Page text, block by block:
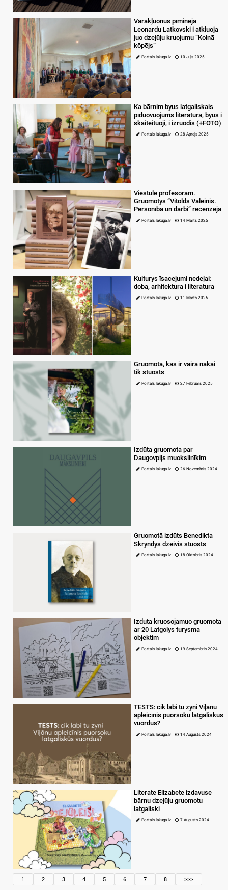
Varakļuonūs pīminēja
Leonardu Latkovski i atkluoja
juo dzejūļu kruojumu “Kolnā
kōpējs”
Portals lakuga.lv 10 Juļs 2025
Ka bārnim byus latgaliskais
pīduovuojums literaturā, byus i
skaiteituoji, i izruodis (+FOTO)
Portals lakuga.lv 28 Apreļs 2025
Viestule profesoram.
Gruomotys “Vitolds Valeinis.
Personība un darbi” recenzeja
Portals lakuga.lv 14 Marts 2025
Kulturys īsacejumi nedeļai:
doba, arhitektura i literatura
Portals lakuga.lv 11 Marts 2025
Gruomota, kas ir vaira nakai
tik stuosts
Portals lakuga.lv 27 Februars 2025
Izdūta gruomota par
Daugovpiļs muokslinīkim
Portals lakuga.lv 26 Novembris 2024
Gruomotā izdūts Benedikta
Skryndys dzeivis stuosts
Portals lakuga.lv 18 Oktobris 2024
Izdūta kruosojamuo gruomota
ar 20 Latgolys turysma
objektim
Portals lakuga.lv 19 Septembris 2024
TESTS: cik labi tu zyni Viļānu
apleicīnis puorsoku latgaliskūs
vuordus?
Portals lakuga.lv 14 Augusts 2024
Literate Elizabete izdavuse
bārnu dzejūļu gruomotu
latgaliski
Portals lakuga.lv 7 Augusts 2024
1 2 3 4 5 6 7 8 >>>